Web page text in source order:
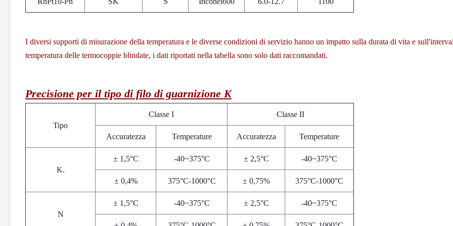
I diversi supporti di misurazione della temperatura e le diverse condizioni di servizio hanno un impatto sulla durata di vita e
temperatura delle termocoppie blindate, i dati riportati nella tabella sono solo dati raccomandati.
Precisione per il tipo di filo di guarnizione K
Tipo
Classe I Classe II
Accuratezza Temperature Accuratezza Temperature
K.
± 1,5°C -40~375°C ± 2,5°C -40~375°C
± 0,4% 375°C-1000°C ± 0,75% 375°C-1000°C
N
± 1,5°C -40~375°C ± 2,5°C -40~375°C